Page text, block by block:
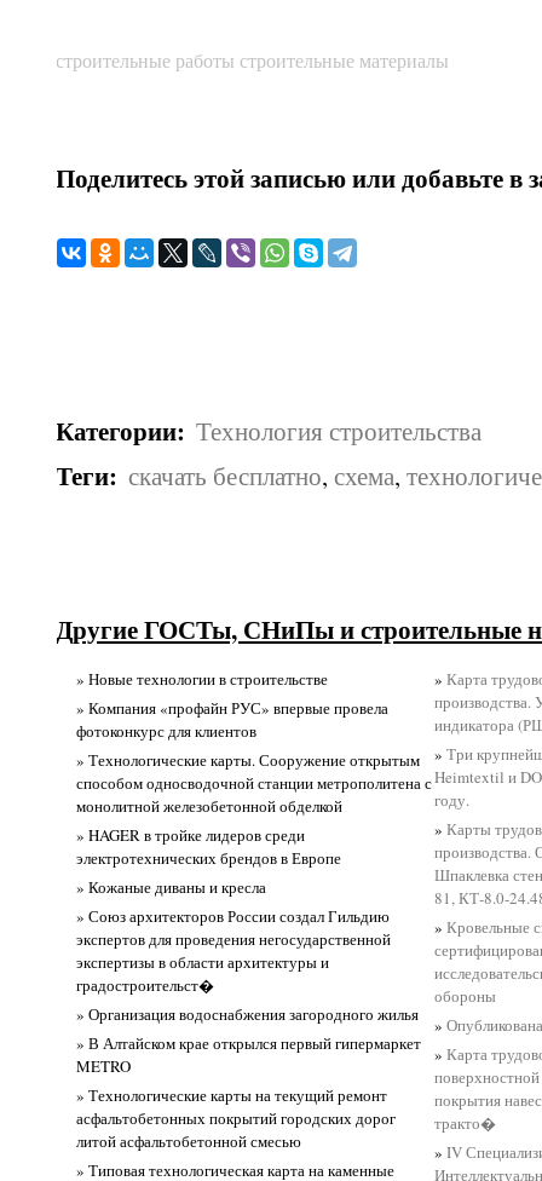
строительные работы строительные материалы
Поделитесь этой записью или добавьте в
Категории: Технология строительства
Теги: скачать бесплатно, схема,
Другие ГОСТы, СНиПы и строительные
» Новые технологии в строительстве
» Компания «профайн РУС» впервые провела
фотоконкурс для клиентов
» Технологические карты. Сооружение открытым
способом односводочной станции метрополитена с
монолитной железобетонной обделкой
» HAGER в тройке лидеров среди
электротехнических брендов в Европе
» Кожаные диваны и кресла
» Союз архитекторов России создал Гильдию
экспертов для проведения негосударственной
экспертизы в области архитектуры и
градостроительст�
» Организация водоснабжения загородного жилья
» В Алтайском крае открылся первый гипермаркет
METRO
» Технологические карты на текущий ремонт
асфальтобетонных покрытий городских дорог
литой асфальтобетонной смесью
» Типовая технологическая карта на каменные
»Карта
производства.
индикатора
»Три
Heimtextil и
году.
»Карты
Шпаклевка
81, КТ-8.0-
»Кровельные
обороны
»
»Карта
покрытия
тракто�
»IV